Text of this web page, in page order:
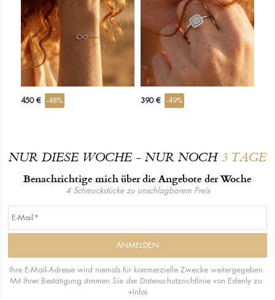
450 € -48% 390 € -49%
NUR DIESE WOCHE - NUR NOCH3 TAGE
Benachrichtige mich über die Angebote der Woche
4 Schmuckstücke zu unschlagbarem Preis
Ihre E-Mail-Adresse wird niemals für kommerzielle Zwecke weitergegeben.
Mit Ihrer Bestätigung stimmen Sie der Datenschutzrichtlinie von Edenly zu.
+Infos